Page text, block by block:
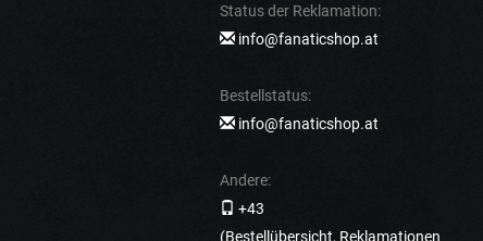
Status der Reklamation:
info@fanaticshop.at
Bestellstatus:
info@fanaticshop.at
Andere:
+43
(Bestellübersicht, Reklamationen